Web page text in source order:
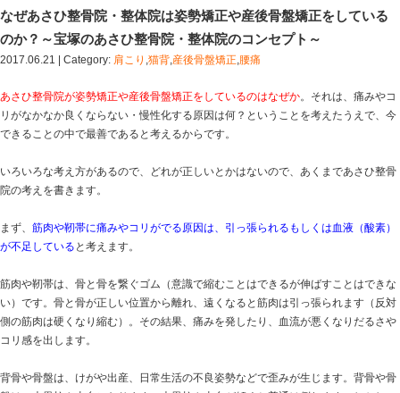
HOME>Blog記事一覧>肩こり,猫背,産後骨盤矯正,腰痛
院は姿勢矯正や産後骨盤矯正をしているのか？～宝塚の
ンセプト～
なぜあさひ整骨院・整体院は姿勢矯正や産後
2017.06.21 | Category: 肩こり 猫背 ,産後骨盤矯正,腰痛
あさひ整骨院が姿勢矯正や産後骨盤矯正をしているのは
できることの中で最善であると考えるからです。
いろいろな考え方があるので、どれが正しいとかはない
院の考えを書きます。